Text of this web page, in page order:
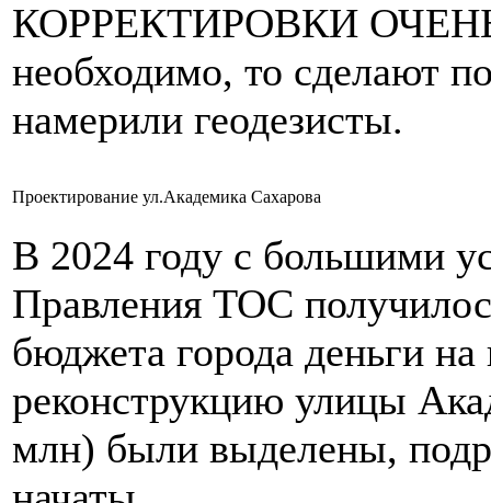
КОРРЕКТИРОВКИ ОЧЕНЬ
необходимо, то сделают
намерили геодезисты.
Проектирование ул.Академика Сахарова
В 2024 году с большими
Правления ТОС
бюджета города деньги на
реконструкцию улицы
млн) были выделены,